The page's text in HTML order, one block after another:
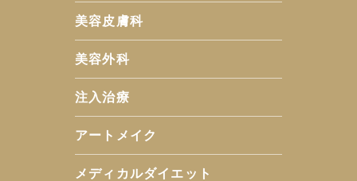
美容皮膚科
美容外科
注入治療
アートメイク
メディカルダイエット